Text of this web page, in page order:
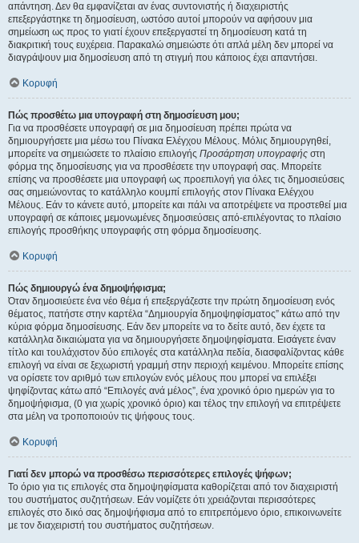
απάντηση. Δεν θα εμφανίζεται αν ένας συντονιστής ή διαχειριστής
επεξεργάστηκε τη δημοσίευση, ωστόσο αυτοί μπορούν να αφήσουν μια
σημείωση ως προς το γιατί έχουν επεξεργαστεί τη δημοσίευση κατά τη
διακριτική τους ευχέρεια. Παρακαλώ σημειώστε ότι απλά μέλη δεν μπορεί να
διαγράψουν μια δημοσίευση από τη στιγμή που κάποιος έχει απαντήσει.
Κορυφή
Πώς προσθέτω μια υπογραφή στη δημοσίευση μου;
Για να προσθέσετε υπογραφή σε μια δημοσίευση πρέπει πρώτα να
δημιουργήσετε μια μέσω του Πίνακα Ελέγχου Μέλους. Μόλις δημιουργηθεί,
μπορείτε να σημειώσετε το πλαίσιο επιλογής Προσάρτηση υπογραφής στη
φόρμα της δημοσίευσης για να προσθέσετε την υπογραφή σας. Μπορείτε
επίσης να προσθέσετε μια υπογραφή ως προεπιλογή για όλες τις δημοσιεύσεις
σας σημειώνοντας το κατάλληλο κουμπί επιλογής στον Πίνακα Ελέγχου
Μέλους. Εάν το κάνετε αυτό, μπορείτε και πάλι να αποτρέψετε να προστεθεί μια
υπογραφή σε κάποιες μεμονωμένες δημοσιεύσεις από-επιλέγοντας το πλαίσιο
επιλογής προσθήκης υπογραφής στη φόρμα δημοσίευσης.
Κορυφή
Πώς δημιουργώ ένα δημοψήφισμα;
Όταν δημοσιεύετε ένα νέο θέμα ή επεξεργάζεστε την πρώτη δημοσίευση ενός
θέματος, πατήστε στην καρτέλα “Δημιουργία δημοψηφίσματος” κάτω από την
κύρια φόρμα δημοσίευσης. Εάν δεν μπορείτε να το δείτε αυτό, δεν έχετε τα
κατάλληλα δικαιώματα για να δημιουργήσετε δημοψηφίσματα. Εισάγετε έναν
τίτλο και τουλάχιστον δύο επιλογές στα κατάλληλα πεδία, διασφαλίζοντας κάθε
επιλογή να είναι σε ξεχωριστή γραμμή στην περιοχή κειμένου. Μπορείτε επίσης
να ορίσετε τον αριθμό των επιλογών ενός μέλους που μπορεί να επιλέξει
ψηφίζοντας κάτω από “Επιλογές ανά μέλος”, ένα χρονικό όριο ημερών για το
δημοψήφισμα, (0 για χωρίς χρονικό όριο) και τέλος την επιλογή να επιτρέψετε
στα μέλη να τροποποιούν τις ψήφους τους.
Κορυφή
Γιατί δεν μπορώ να προσθέσω περισσότερες επιλογές ψήφων;
Το όριο για τις επιλογές στα δημοψηφίσματα καθορίζεται από τον διαχειριστή
του συστήματος συζητήσεων. Εάν νομίζετε ότι χρειάζονται περισσότερες
επιλογές στο δικό σας δημοψήφισμα από το επιτρεπόμενο όριο, επικοινωνείτε
με τον διαχειριστή του συστήματος συζητήσεων.